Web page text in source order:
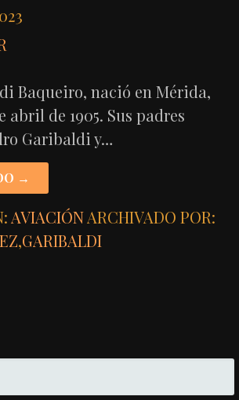
Baqueiro, nació en Mérida,
abril de 1905. Sus padres
Garibaldi y…
→
AVIACIÓNARCHIVADO POR:
,GARIBALDI